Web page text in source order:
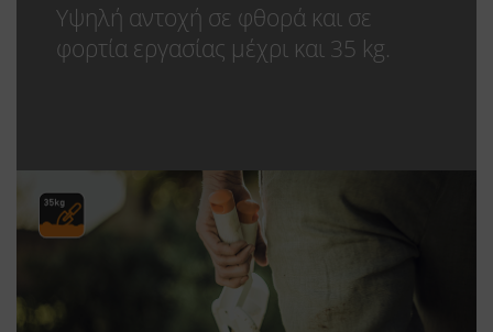
Υψηλή αντοχή σε φθορά και σε
φορτία εργασίας μέχρι και 35 kg.